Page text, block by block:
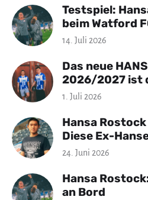
Testspiel:
beim Watford
14. Juli 2026
Das neue
2026/2027 ist
1. Juli 2026
Hansa Rostock
Diese Ex-
24. Juni 2026
Hansa
an Bord